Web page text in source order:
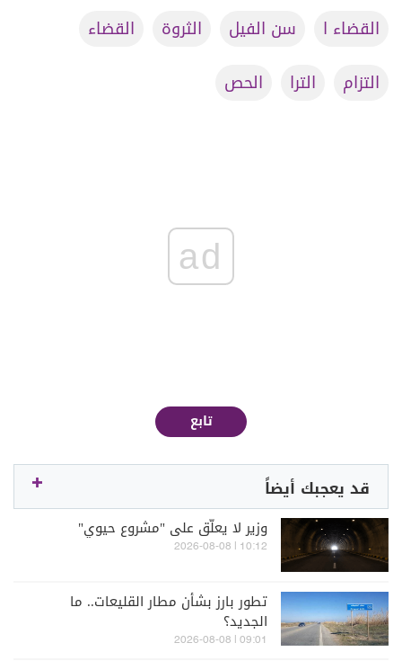
القضاء ا سن الفيل الثروة
القضاء
التزام
الترا الحص
ad
تابع
قد يعجبك أيضاً
وزير لا يعلّق على "مشروع حيوي"
10:12 | 2026-08-08
تطور بارز بشأن مطار القليعات.. ما
الجديد؟
09:01 | 2026-08-08